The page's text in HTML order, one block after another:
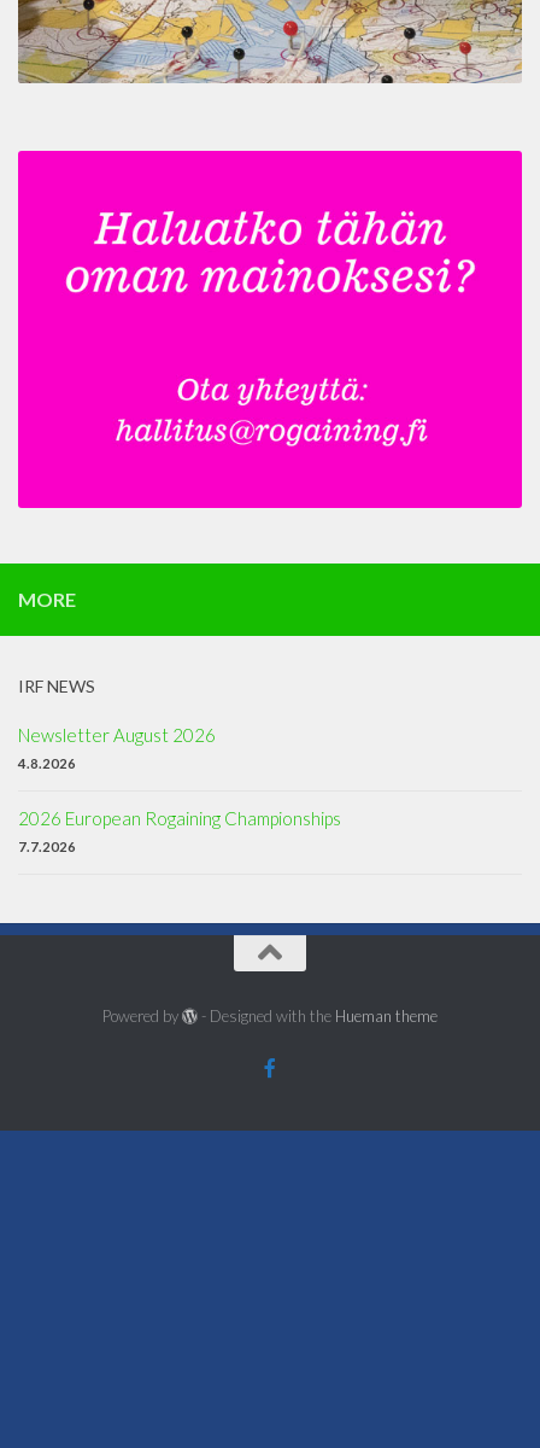
MORE
IRF NEWS
Newsletter August 2026
4.8.2026
2026 European Rogaining Championships
7.7.2026
Powered by - Designed with the Hueman theme